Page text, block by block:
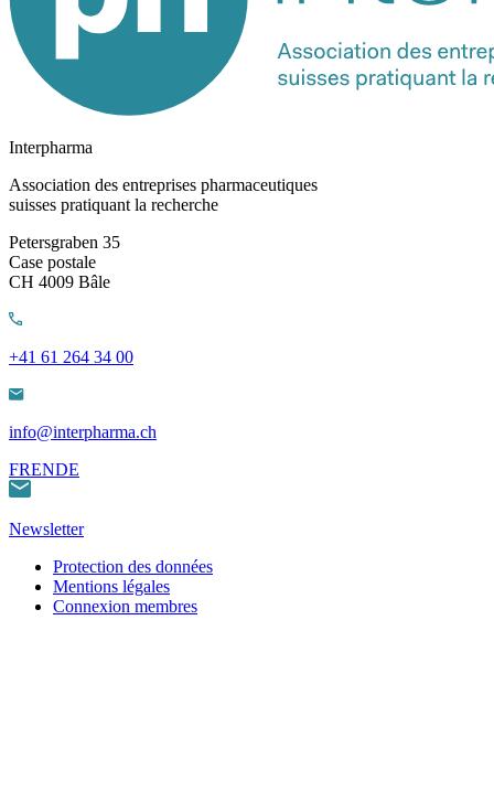
Interpharma
Association des entreprises pharmaceutiques
suisses pratiquant la recherche
Petersgraben 35
Case postale
CH 4009 Bâle
+41 61 264 34 00
info@interpharma.ch
FRENDE
Newsletter
Protection des données
Mentions légales
Connexion membres